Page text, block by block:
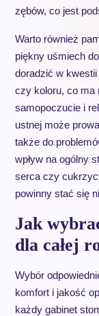
zębów, co jest
Warto również
piękny uśmiech
doradzić w kwestii
czy koloru, co ma
samopoczucie i
ustnej może
także do
wpływ na ogólny
serca czy
powinny stać się
Jak
dla całej
Wybór
komfort i jakość
każdy gabinet